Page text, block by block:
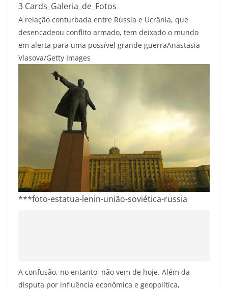
3 Cards_Galeria_de_Fotos
A relação conturbada entre Rússia e Ucrânia, que
desencadeou conflito armado, tem deixado o mundo
em alerta para uma possível grande guerraAnastasia
Vlasova/Getty Images
***foto-estatua-lenin-união-soviética-russia
A confusão, no entanto, não vem de hoje. Além da
disputa por influência econômica e geopolítica,